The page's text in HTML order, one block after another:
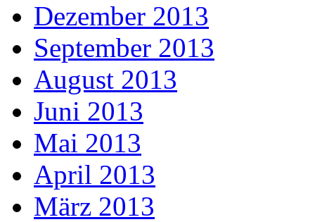
Dezember 2013
September 2013
August 2013
Juni 2013
Mai 2013
April 2013
März 2013